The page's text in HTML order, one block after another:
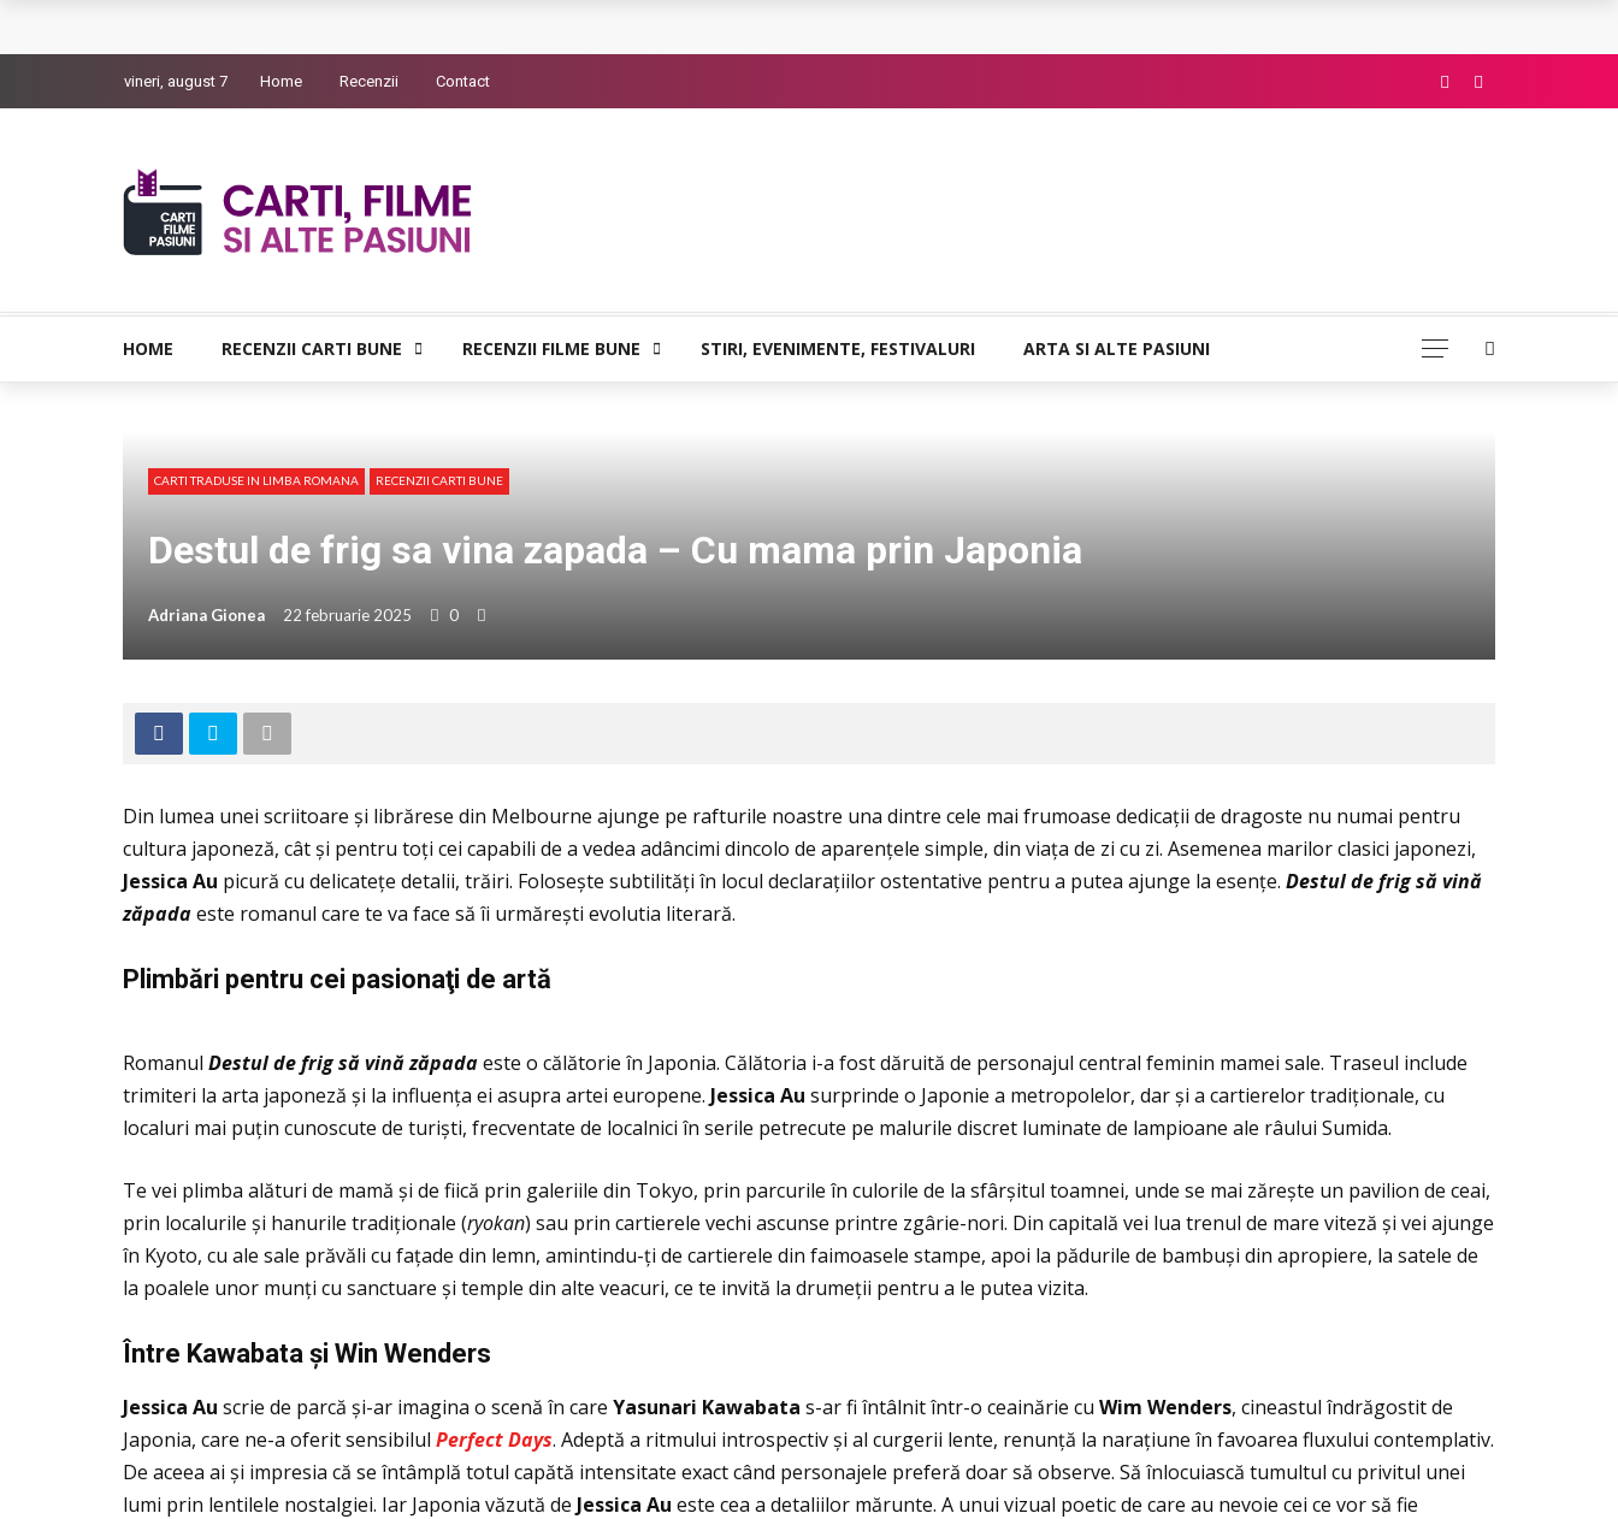
Bolla – O iubire interzisa din Pristina
Indragostitii de Franz K. – Justitiarii literaturii
Un artist al foamei – Prozele de la final
vineri, august 7 Home Recenzii Contact
HOME RECENZII CARTI BUNE RECENZII FILME BUNE STIRI, EVENIMENTE, FESTIVALURI ARTA SI ALTE PASIUNI
CARTI TRADUSE IN LIMBA ROMANA RECENZII CARTI BUNE
Destul de frig sa vina zapada – Cu mama prin Japonia
Adriana Gionea 22 februarie 2025 0
Din lumea unei scriitoare și librărese din Melbourne ajunge pe rafturile noastre una dintre cele mai frumoase dedicaţii de dragoste nu numai pentru
cultura japoneză, cât și pentru toţi cei capabili de a vedea adâncimi dincolo de aparenţele simple, din viaţa de zi cu zi. Asemenea marilor clasici japonezi,
Jessica Au picură cu delicateţe detalii, trăiri. Folosește subtilităţi în locul declaraţiilor ostentative pentru a putea ajunge la esenţe. Destul de frig săvină
zăpadaeste romanul care te va face să îi urmărești evolutia literară.
Plimbări pentru cei pasionaţi de artă
Romanul Destul de frig săvinăzăpadaeste o călătorie în Japonia. Călătoria i-a fost dăruită de personajul central feminin mamei sale. Traseul include
trimiteri la arta japoneză și la influenţa ei asupra artei europene. Jessica Au surprinde o Japonie a metropolelor, dar și a cartierelor tradiţionale, cu
localuri mai puţin cunoscute de turiști, frecventate de localnici în serile petrecute pe malurile discret luminate de lampioane ale râului Sumida.
Te vei plimba alături de mamă și de fiică prin galeriile din Tokyo, prin parcurile în culorile de la sfârșitul toamnei, unde se mai zărește un pavilion de ceai,
prin localurile și hanurile tradiţionale (ryokan) sau prin cartierele vechi ascunse printre zgârie-nori. Din capitală vei lua trenul de mare viteză și vei ajunge
în Kyoto, cu ale sale prăvăli cu faţade din lemn, amintindu-ţi de cartierele din faimoasele stampe, apoi la pădurile de bambuși din apropiere, la satele de
la poalele unor munţi cu sanctuare și temple din alte veacuri, ce te invită la drumeţii pentru a le putea vizita.
Între Kawabata și Win Wenders
Jessica Au scrie de parcă și-ar imagina o scenă în care Yasunari Kawabata s-ar fi întâlnit într-o ceainărie cu Wim Wenders, cineastul îndrăgostit de
Japonia, care ne-a oferit sensibilul Perfect Days. Adeptă a ritmului introspectiv și al curgerii lente, renunţă la naraţiune în favoarea fluxului contemplativ.
De aceea ai și impresia că se întâmplă totul capătă intensitate exact când personajele preferă doar să observe. Să înlocuiască tumultul cu privitul unei
lumi prin lentilele nostalgiei. Iar Japonia văzută de Jessica Au este cea a detaliilor mărunte. A unui vizual poetic de care au nevoie cei ce vor să fie